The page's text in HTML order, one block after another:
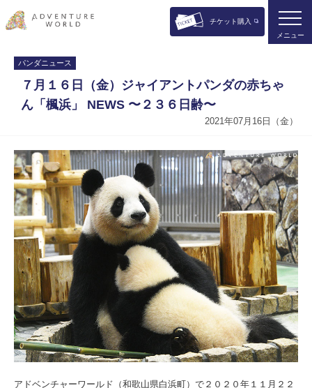
チケット購入
メニュー
パンダニュース
７月１６日（金）ジャイアントパンダの赤ちゃ
ん「楓浜」 NEWS 〜２３６日齢〜
2021年07月16日（金）
アドベンチャーワールド（和歌山県白浜町）で２０２０年１１月２２